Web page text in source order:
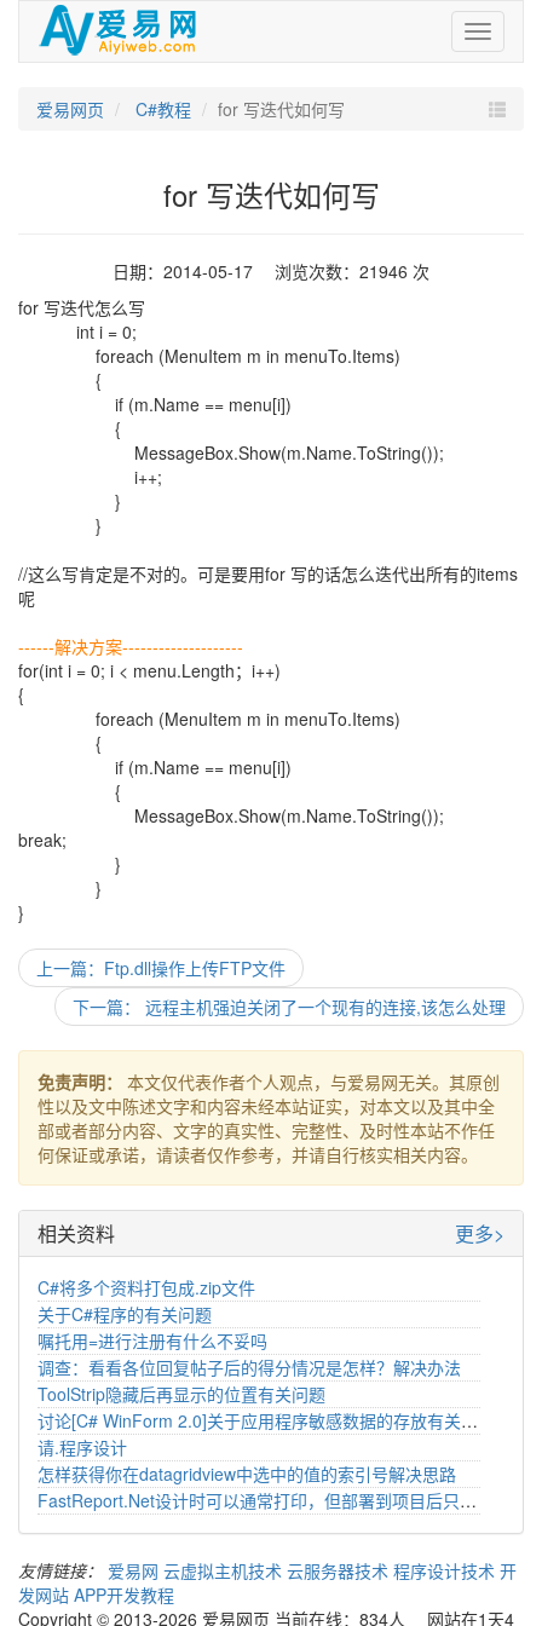
爱
易
爱易网页
C#教程 for 写迭代如何写
for 写迭代如何写
日期：2014-05-17 浏览次数：21946 次
for 写迭代怎么写
int i = 0;
foreach (MenuItem m in menuTo.Items)
{
if (m.Name == menu[i])
{
MessageBox.Show(m.Name.ToString());
i++;
}
}
//这么写肯定是不对的。可是要用for 写的话怎么迭代出所有的items
呢
------解决方案--------------------
for(int i = 0; i < menu.Length；i++)
{
foreach (MenuItem m in menuTo.Items)
{
if (m.Name == menu[i])
{
MessageBox.Show(m.Name.ToString());
break;
}
}
}
上一篇：Ftp.dll操作上传FTP文件
下一篇： 远程主机强迫关闭了一个现有的连接,该怎么处理
免责声明：
本文仅代表作者个人观点，与爱易网无关。其原创
性以及文中陈述文字和内容未经本站证实，对本文以及其中全
部或者部分内容、文字的真实性、完整性、及时性本站不作任
何保证或承诺，请读者仅作参考，并请自行核实相关内容。
相关资料 更多>
C#将多个资料打包成.zip文件
关于C#程序的有关问题
嘱托用=进行注册有什么不妥吗
调查：看看各位回复帖子后的得分情况是怎样？解决办法
ToolStrip隐藏后再显示的位置有关问题
讨论[C# WinForm 2.0]关于应用程序敏感数据的存放有关问题
请.程序设计
怎样获得你在datagridview中选中的值的索引号解决思路
FastReport.Net设计时可以通常打印，但部署到项目后只打印一行数据？
友情链接： 爱易网 云虚拟主机技术 云服务器技术 程序设计技术 开
发网站 APP开发教程
Copyright © 2013-2026 爱易网页 当前在线：834人 网站在1天4